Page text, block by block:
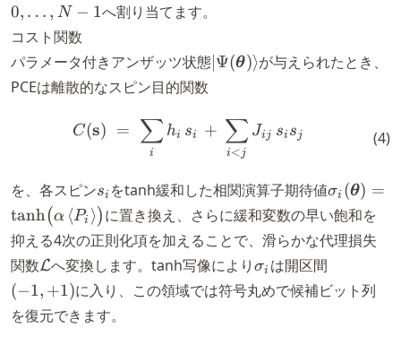
0, … , N − 1へ割り当てます。
コスト関数
パラメータ付きアンザッツ状態∣Ψ(θ)⟩が与えられたとき、
PCEは離散的なスピン目的関数
C(\mathbf{s}) \;=\;
C(s) =
i
∑ hi si +
i<j
∑ Jij si sj (4)
を、各スピンs_i
si をtanh緩和した相関演算子期待値
=
P_i
σi (θ) =
tanh(α ⟨Pi ⟩)に置き換え、さらに緩和変数の早い飽和を
抑える4次の正則化項を加えることで、滑らかな代理損失
関数\mathcal{L}
Lへ変換します。tanh写像により\sigma_i
σi は開区間
+1)
(−1, +1)に入り、この領域では符号丸めで候補ビット列
を復元できます。